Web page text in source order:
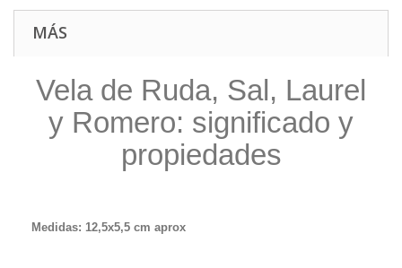
MÁS
Vela de Ruda, Sal, Laurel
y Romero: significado y
propiedades
Medidas: 12,5x5,5 cm aprox